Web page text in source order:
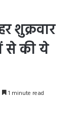
शुक्रवार
से की ये
1 minute read